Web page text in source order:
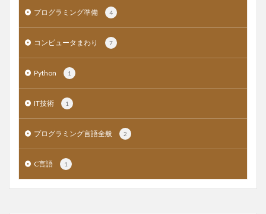
プログラミング準備 4
コンピュータまわり 7
Python 1
IT技術 1
プログラミング言語全般 2
C言語 1